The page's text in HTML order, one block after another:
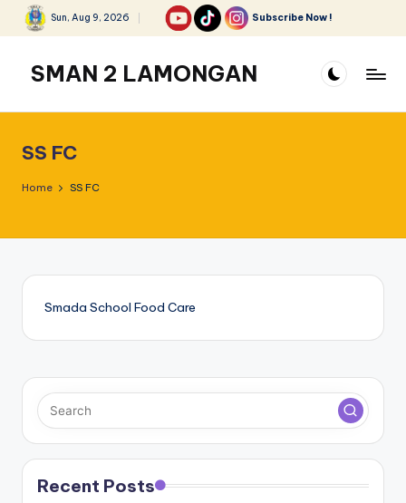
Skip
content
Sun, Aug 9, 2026 Subscribe Now !
SMAN 2 LAMONGAN
SS FC
Home SS FC
Smada School Food Care
Recent Posts